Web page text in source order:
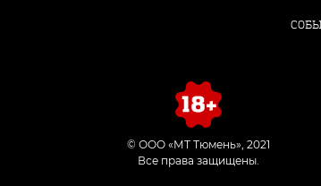
© ООО «МТ Тюмень», 2021
Все права защищены.